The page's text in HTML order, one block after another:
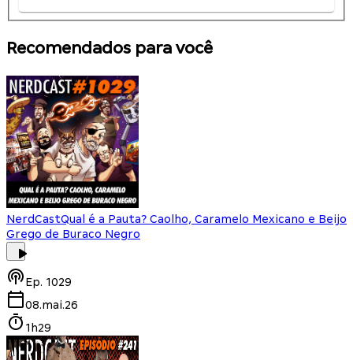
Recomendados para você
NerdCastQual é a Pauta? Caolho, Caramelo Mexicano e Beijo
Grego de Buraco Negro
Ep. 1029
08.mai.26
1h29